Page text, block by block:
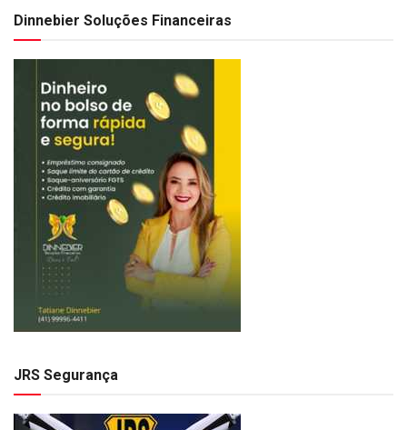
Dinnebier Soluções Financeiras
JRS Segurança